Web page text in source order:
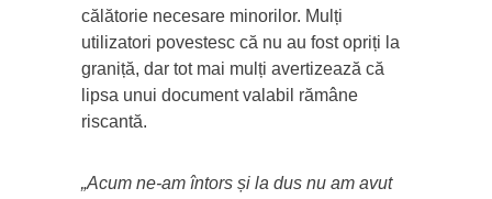
călătorie necesare minorilor. Mulți
utilizatori povestesc că nu au fost opriți la
graniță, dar tot mai mulți avertizează că
lipsa unui document valabil rămâne
riscantă.
„Acum ne-am întors și la dus nu am avut